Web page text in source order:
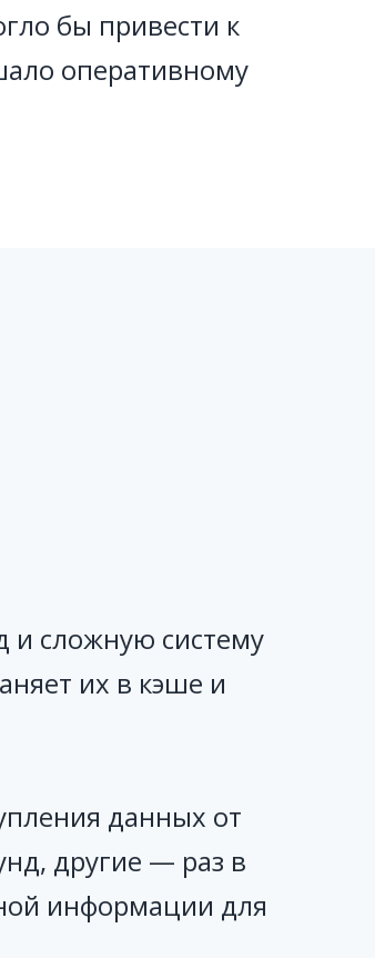
бы привести к
оперативному
и сложную систему
их в кэше и
данных от
другие — раз в
информации для